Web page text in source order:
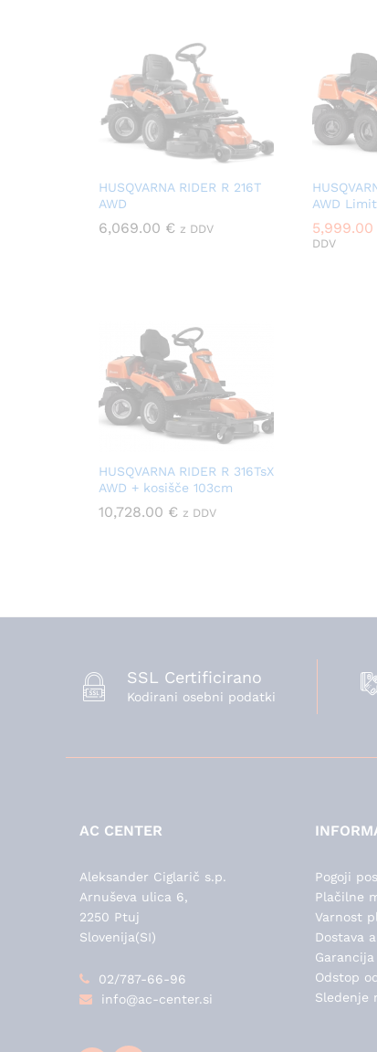
HUSQVARNA RIDER R 216T
AWD
6,069.00 € z DDV
AWD
5,999.00
DDV
HUSQVARNA RIDER R 316TsX
AWD + kosišče 103cm
10,728.00 € z DDV
SSL Certificirano
Kodirani osebni podatki
AC CENTER
Aleksander Ciglarič s.p.
Arnuševa ulica 6,
2250 Ptuj
Slovenija(SI)
02/787-66-96
info@ac-center.si
Pogoji
Plačilne
Varnost
Dostava
Garancija
Odstop
Sledenje